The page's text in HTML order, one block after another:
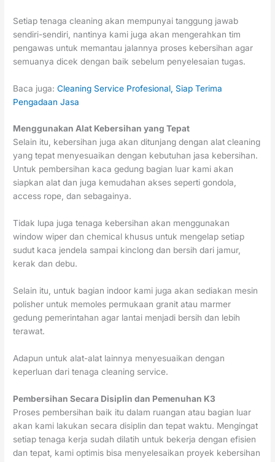
Setiap tenaga cleaning akan mempunyai tanggung jawab
sendiri-sendiri, nantinya kami juga akan mengerahkan tim
pengawas untuk memantau jalannya proses kebersihan agar
semuanya dicek dengan baik sebelum penyelesaian tugas.
Baca juga:Cleaning Service Profesional, Siap Terima
Pengadaan Jasa
Menggunakan Alat Kebersihan yang Tepat
Selain itu, kebersihan juga akan ditunjang dengan alat cleaning
yang tepat menyesuaikan dengan kebutuhan jasa kebersihan.
Untuk pembersihan kaca gedung bagian luar kami akan
siapkan alat dan juga kemudahan akses seperti gondola,
access rope, dan sebagainya.
Tidak lupa juga tenaga kebersihan akan menggunakan
window wiper dan chemical khusus untuk mengelap setiap
sudut kaca jendela sampai kinclong dan bersih dari jamur,
kerak dan debu.
Selain itu, untuk bagian indoor kami juga akan sediakan mesin
polisher untuk memoles permukaan granit atau marmer
gedung pemerintahan agar lantai menjadi bersih dan lebih
terawat.
Adapun untuk alat-alat lainnya menyesuaikan dengan
keperluan dari tenaga cleaning service.
Pembersihan Secara Disiplin dan Pemenuhan K3
Proses pembersihan baik itu dalam ruangan atau bagian luar
akan kami lakukan secara disiplin dan tepat waktu. Mengingat
setiap tenaga kerja sudah dilatih untuk bekerja dengan efisien
dan tepat, kami optimis bisa menyelesaikan proyek kebersihan